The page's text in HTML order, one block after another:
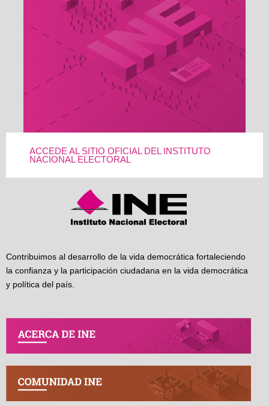
ACCEDE AL SITIO OFICIAL DEL INSTITUTO
NACIONAL ELECTORAL
Contribuimos al desarrollo de la vida democrática fortaleciendo
la confianza y la participación ciudadana en la vida democrática
y política del país.